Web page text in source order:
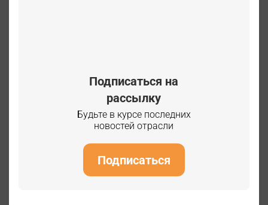
Подписаться на
рассылку
Будьте в курсе последних
новостей отрасли
Подписаться